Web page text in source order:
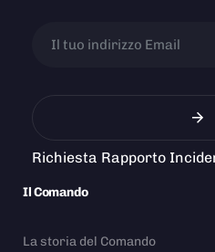
Richiesta Rapporto
Il Comando
La storia del Comando